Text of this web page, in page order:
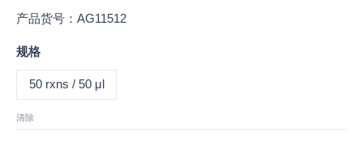
产品货号：AG11512
规格
50 rxns / 50 μl
清除